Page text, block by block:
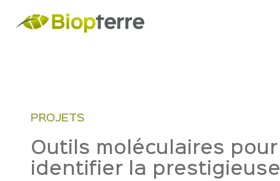
PROJETS
Outils moléculaires pour
identifier la prestigieuse